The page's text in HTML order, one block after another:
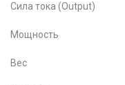
Сила тока (Output)
Мощность
Вес